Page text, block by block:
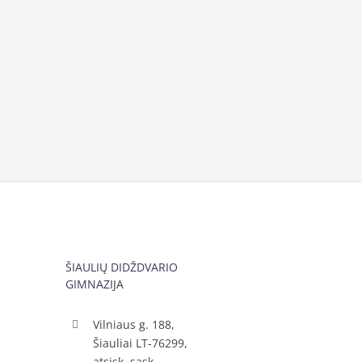
ŠIAULIŲ DIDŽDVARIO
GIMNAZIJA
Vilniaus g. 188,
Šiauliai LT-76299,